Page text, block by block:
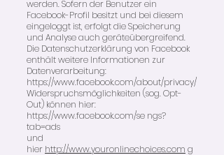
werden. Sofern der Benutzer ein
Facebook-Profil besitzt und bei diesem
eingeloggt ist, erfolgt die Speicherung
und Analyse auch geräteübergreifend.
Die Datenschutzerklärung von Facebook
enthält weitere Informationen zur
Datenverarbeitung:
https://www.facebook.com/about/privacy/
Widerspruchsmöglichkeiten (sog. Opt-
Out) können hier:
https://www.facebook.com/se ngs?
tab=ads
und
hier http://www.youronlinechoices.com g